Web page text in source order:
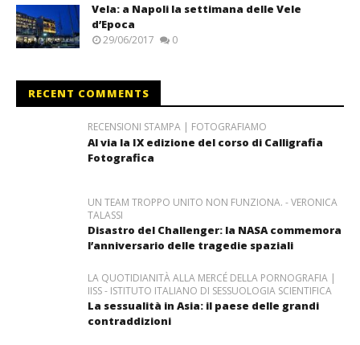
Vela: a Napoli la settimana delle Vele
d’Epoca
29/06/2017 0
RECENT COMMENTS
RECENSIONI STAMPA | FOTOGRAFIAMO
Al via la IX edizione del corso di Calligrafia
Fotografica
UN TEAM TROPPO UNITO NON FUNZIONA. - VERONICA
TALASSI
Disastro del Challenger: la NASA commemora
l’anniversario delle tragedie spaziali
LA QUOTIDIANITÀ ALLA MERCÉ DELLA PORNOGRAFIA |
IISS - ISTITUTO ITALIANO DI SESSUOLOGIA SCIENTIFICA
La sessualità in Asia: il paese delle grandi
contraddizioni